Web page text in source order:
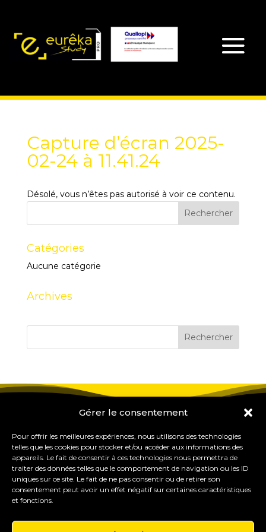
Gérer le consentement
Pour offrir les meilleures expériences, nous utilisons des technologies
telles que les cookies pour stocker et/ou accéder aux informations des
appareils. Le fait de consentir à ces technologies nous permettra de
traiter des données telles que le comportement de navigation ou les ID
uniques sur ce site. Le fait de ne pas consentir ou de retirer son
consentement peut avoir un effet négatif sur certaines caractéristiques
et fonctions.
Capture d’écran 2025-
02-24 à 11.41.24
Désolé, vous n’êtes pas autorisé à voir ce contenu.
Catégories
Aucune catégorie
Archives